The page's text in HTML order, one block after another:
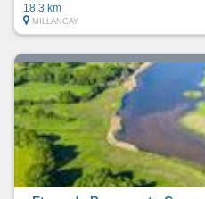
18.3 km
MILLANCAY